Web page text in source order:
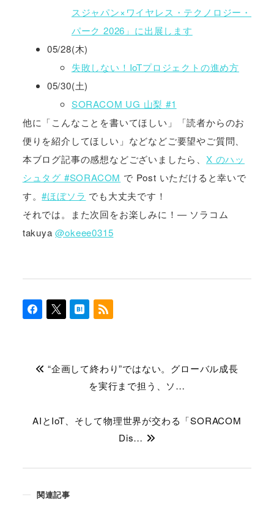
スジャパン×ワイヤレス・テクノロジー・
パーク 2026」に出展します
05/28(木)
失敗しない！IoTプロジェクトの進め方
05/30(土)
SORACOM UG 山梨 #1
他に「こんなことを書いてほしい」「読者からのお
便りを紹介してほしい」などなどご要望やご質問、
本ブログ記事の感想などございましたら、 X のハッ
シュタグ #SORACOM で Post いただけると幸いで
す。#ほぼソラ でも大丈夫です！
それでは。また次回をお楽しみに！― ソラコム
takuya@okeee0315
関連記事
“企画して終わり”ではない。グローバル成長
を実行まで担う、ソ…
AIとIoT、そして物理世界が交わる「SORACOM
Dis…